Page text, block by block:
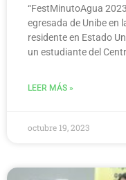
“FestMinutoAgua
egresada de Unibe en
residente en Estado
un estudiante del
LEER MÁS »
octubre 19, 2023